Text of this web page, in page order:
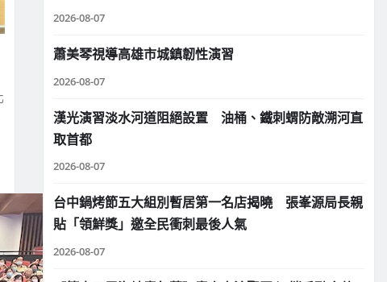
2026-08-07
蕭美琴視導高雄市城鎮韌性演習
2026-08-07
漢光演習淡水河道阻絕設置 油桶、鐵刺蝟防敵溯河直
取首都
2026-08-07
台中鍋烤節五大組別暫居第一名店揭曉 張峯源局長親
貼「領鮮獎」邀全民衝刺最後人氣
2026-08-07